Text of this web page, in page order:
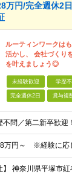
万円/完全週休2
ルーティンワークは
活かし、 会社づくり
を叶えましょう◎
未経験歓迎 学歴
完全週休2日 賞与複